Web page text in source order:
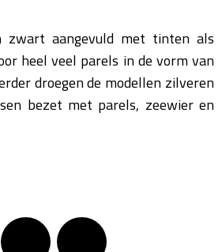
aangevuld met tinten als
heel veel parels in de vorm van
droegen de modellen zilveren
bezet met parels, zeewier en